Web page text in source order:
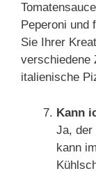
Peperoni und
Sie Ihrer
verschiedene
italienische
Kann
Ja, der
kann